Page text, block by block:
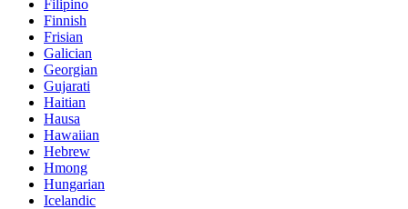
Filipino
Finnish
Frisian
Galician
Georgian
Gujarati
Haitian
Hausa
Hawaiian
Hebrew
Hmong
Hungarian
Icelandic